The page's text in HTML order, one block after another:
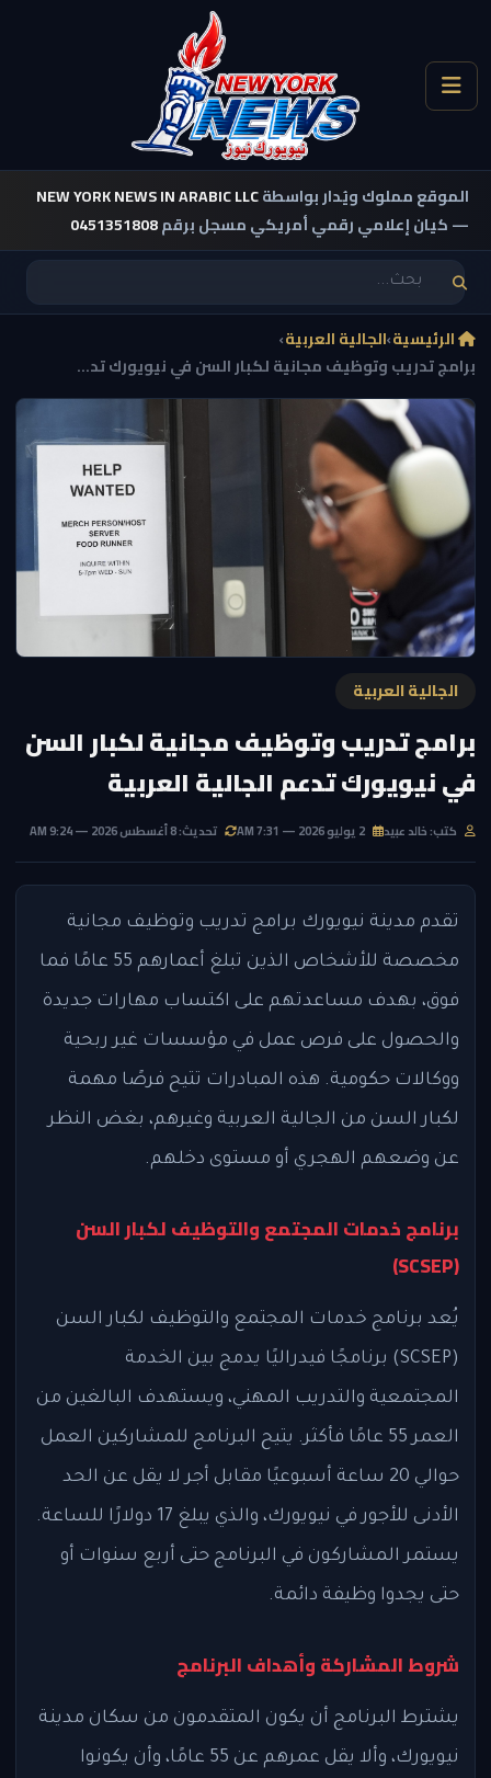
الموقع مملوك ويُدار بواسطةNEW YORK NEWS IN ARABIC LLC
— كيان إعلامي رقمي أمريكي مسجل برقم0451351808
الرئيسية›الجالية العربية›
برامج تدريب وتوظيف مجانية لكبار السن في نيويورك تد...
الجالية العربية
برامج تدريب وتوظيف مجانية لكبار السن
في نيويورك تدعم الجالية العربية
كتب: خالد عبيد تحديث: 8 أغسطس 2026 — 9:24 AM
تقدم مدينة نيويورك برامج تدريب وتوظيف مجانية
مخصصة للأشخاص الذين تبلغ أعمارهم 55 عامًا فما
فوق، بهدف مساعدتهم على اكتساب مهارات جديدة
والحصول على فرص عمل في مؤسسات غير ربحية
ووكالات حكومية. هذه المبادرات تتيح فرصًا مهمة
لكبار السن من الجالية العربية وغيرهم، بغض النظر
عن وضعهم الهجري أو مستوى دخلهم.
برنامج خدمات المجتمع والتوظيف لكبار السن
(SCSEP)
يُعد برنامج خدمات المجتمع والتوظيف لكبار السن
(SCSEP) برنامجًا فيدراليًا يدمج بين الخدمة
المجتمعية والتدريب المهني، ويستهدف البالغين من
العمر 55 عامًا فأكثر. يتيح البرنامج للمشاركين العمل
حوالي 20 ساعة أسبوعيًا مقابل أجر لا يقل عن الحد
الأدنى للأجور في نيويورك، والذي يبلغ 17 دولارًا للساعة.
يستمر المشاركون في البرنامج حتى أربع سنوات أو
حتى يجدوا وظيفة دائمة.
شروط المشاركة وأهداف البرنامج
يشترط البرنامج أن يكون المتقدمون من سكان مدينة
نيويورك، وألا يقل عمرهم عن 55 عامًا، وأن يكونوا